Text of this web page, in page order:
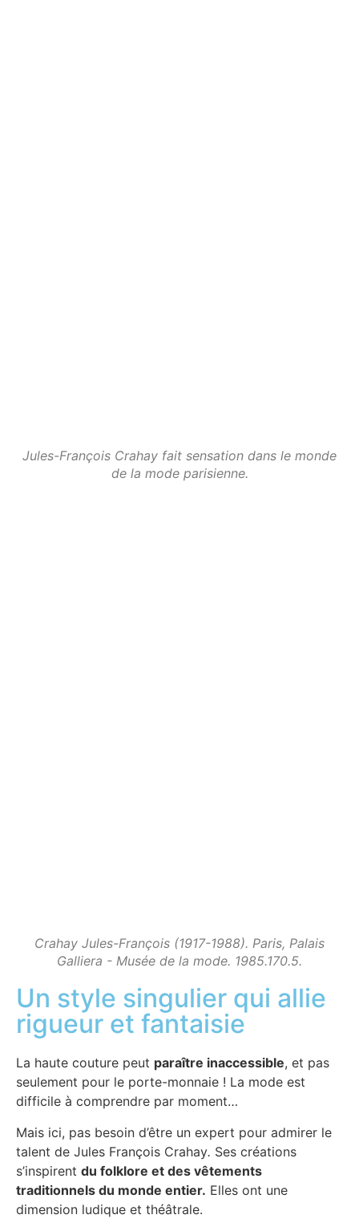
Jules-François Crahay fait sensation dans le monde
de la mode parisienne.
Un style singulier qui allie
rigueur et fantaisie
La haute couture peut paraître inaccessible, et pas
seulement pour le porte-monnaie ! La mode est
difficile à comprendre par moment…
Mais ici, pas besoin d’être un expert pour admirer le
talent de Jules François Crahay. Ses créations
s’inspirent du folklore et des vêtements
traditionnels du monde entier. Elles ont une
dimension ludique et théâtrale.
Crahay Jules-François (1917-1988). Paris, Palais
Galliera - Musée de la mode. 1985.170.5.